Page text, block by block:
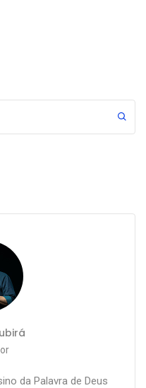
da Palavra de Deus